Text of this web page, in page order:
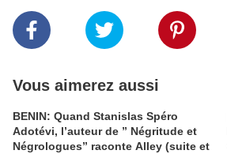
Vous aimerez aussi
BENIN: Quand Stanislas Spéro
Adotévi, l’auteur de ” Négritude et
Négrologues” raconte Alley (suite et